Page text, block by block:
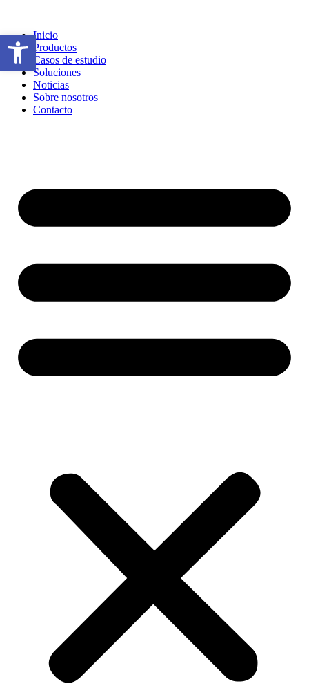
contenido
Inicio
Productos
Casos de estudio
Soluciones
Noticias
Sobre nosotros
Contacto
Abrir barra de herramientas